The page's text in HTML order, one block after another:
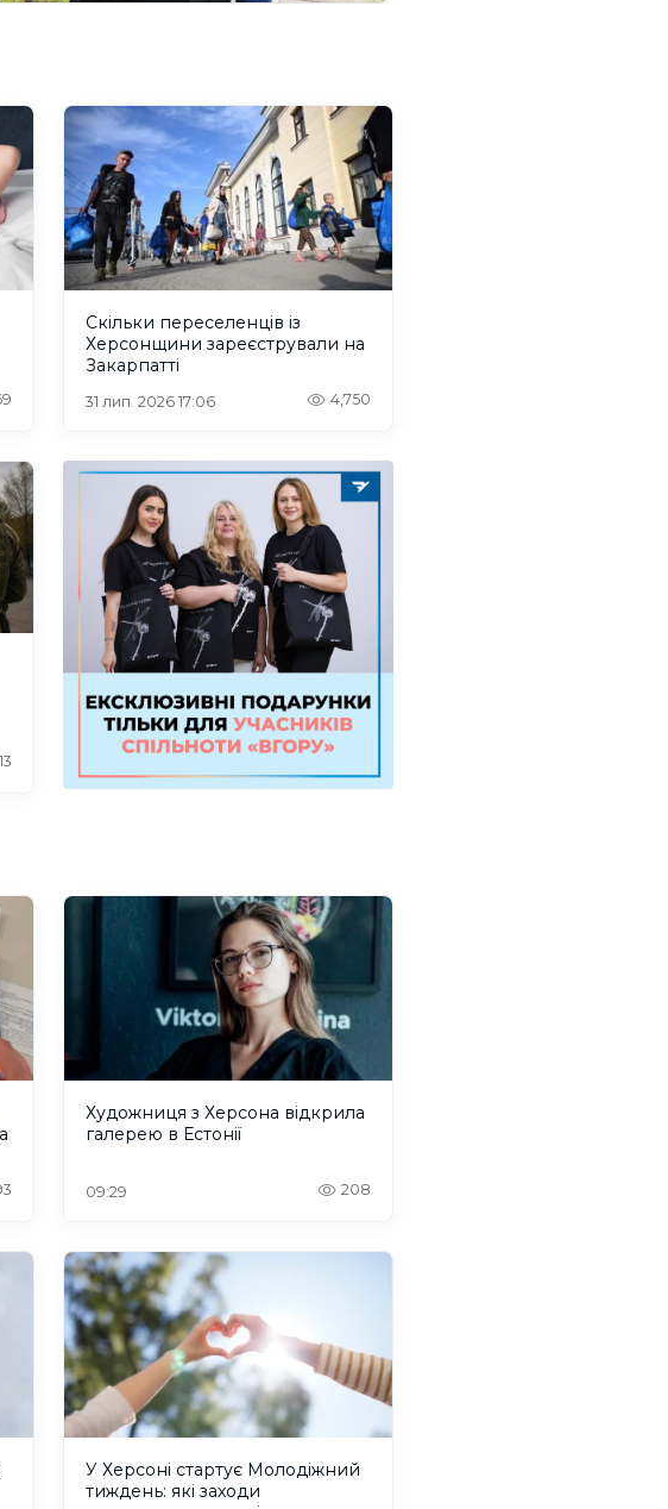
Скільки переселенців із
Херсонщини зареєстрували на
Закарпатті
31 лип. 2026 17:06 4,750
Художниця з Херсона відкрила
галерею в Естонії
09:29 208
У Херсоні стартує Молодіжний
тиждень: які заходи